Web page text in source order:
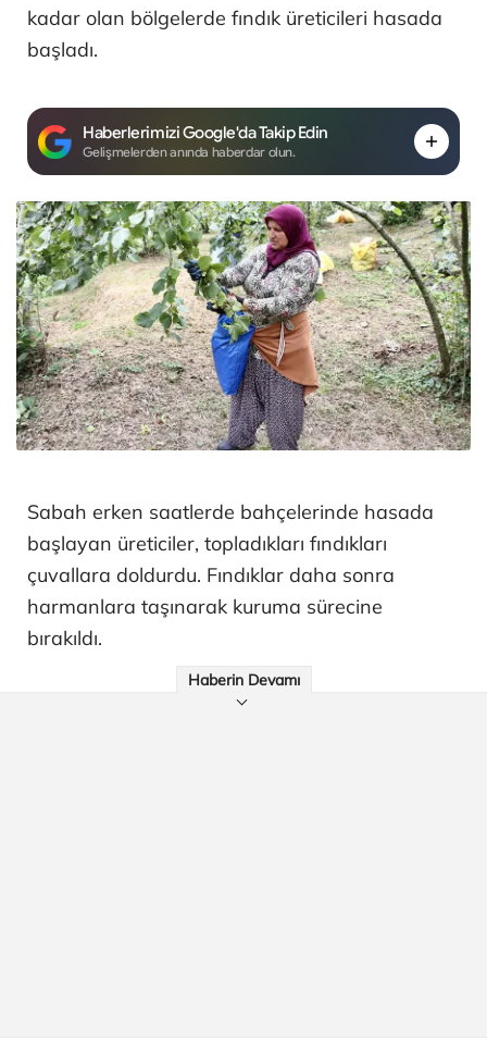
kadar olan bölgelerde fındık üreticileri hasada
başladı.
Haberlerimizi Google'da Takip Edin
Gelişmelerden anında haberdar olun.
Sabah erken saatlerde bahçelerinde hasada
başlayan üreticiler, topladıkları fındıkları
çuvallara doldurdu. Fındıklar daha sonra
harmanlara taşınarak kuruma sürecine
bırakıldı.
Haberin Devamı